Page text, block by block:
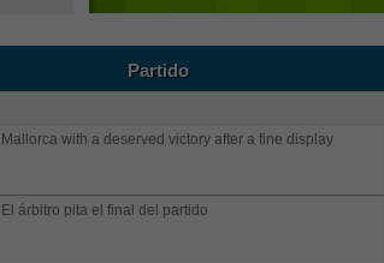
Partido
Mallorca with a deserved victory after a fine display
El árbitro pita el final del partido